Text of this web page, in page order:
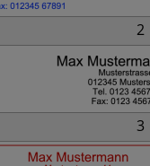
2
3